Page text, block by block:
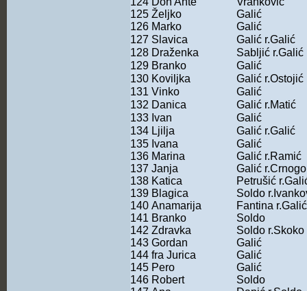
125 Željko
Galić
126 Marko
Galić
127 Slavica
Galić r.Galić
128 Draženka
Sabljić r.Galić
129 Branko
Galić
130 Koviljka
Galić r.Ostojić
131 Vinko
Galić
132 Danica
Galić r.Matić
133 Ivan
Galić
134 Ljilja
Galić r.Galić
135 Ivana
Galić
136 Marina
Galić r.Ramić
137 Janja
Galić
138 Katica
Petrušić
139 Blagica
Soldo
140 Anamarija
Fantina r.Galić
141 Branko
Soldo
142 Zdravka
Soldo r.Skoko
143 Gordan
Galić
144 fra Jurica
Galić
145 Pero
Galić
146 Robert
Soldo